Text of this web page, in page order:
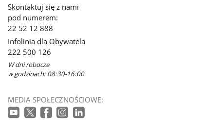
Skontaktuj się z nami
pod numerem:
22 52 12 888
Infolinia dla Obywatela
222 500 126
W dni robocze
w godzinach: 08:30-16:00
MEDIA SPOŁECZNOŚCIOWE: